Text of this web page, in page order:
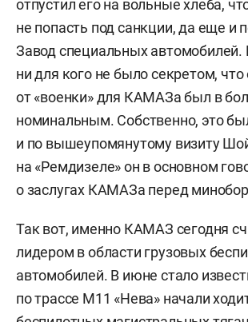
отпустил его на вольные хлеба,
не попасть под санкции, да еще и
Завод специальных автомобилей.
ни для кого не было секретом, что
от «военки» для КАМАЗа был в
номинальным. Собственно, это
и по вышеупомянутому визиту
на «Ремдизеле» он в основном
о заслугах КАМАЗа перед
Так вот, именно КАМАЗ сегодня
лидером в области грузовых
автомобилей. В июне стало
по трассе М11 «Нева» начали